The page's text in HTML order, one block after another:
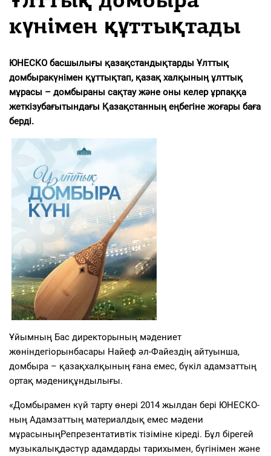
күнімен құттықтады
ЮНЕСКО басшылығы қазақстандықтарды Ұлттық
домбыракүнімен құттықтап, қазақ халқының ұлттық
мұрасы – домбыраны сақтау және оны келер ұрпаққа
жеткізубағытындағы Қазақстанның еңбегіне жоғары баға
берді.
Ұйымның Бас директорының мәдениет
жөніндегіорынбасары Найеф әл-Файездің айтуынша,
домбыра – қазақхалқының ғана емес, бүкіл адамзаттың
ортақ мәдениқұндылығы.
«Домбырамен күй тарту өнері 2014жылдан бері ЮНЕСКО-
ның Адамзаттың материалдық емес мәдени
мұрасыныңРепрезентативтік тізіміне кіреді. Бұл бірегей
музыкалықдәстүр адамдарды тарихымен, бүгінімен және